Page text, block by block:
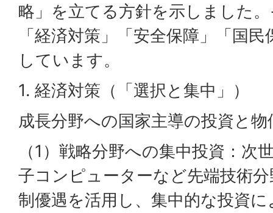
略」を立てる方針を示しました
「経済対策」「安全保障」「国
しています。
1. 経済対策（「選択と集中」）
成長分野への国家主導の投資と
（1）戦略分野への集中投資：次
子コンピューターなど先端技術
制優遇を活用し、集中的な投資